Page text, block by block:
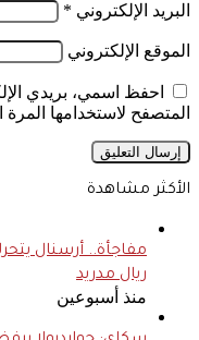
البريد الإلكتروني *
الموقع الإلكتروني
احفظ اسمي، بريدي
المتصفح لاستخدامها
الأكثر مشاهدة
مفاجأة.. أرسنال
ريال مدريد
منذ أسبوعين